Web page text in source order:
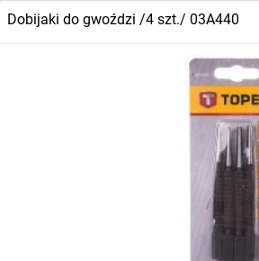
Dobijaki do gwoździ /4 szt./ 03A440